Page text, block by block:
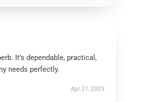
It’s dependable, practical,
needs perfectly.
Apr 21, 2025